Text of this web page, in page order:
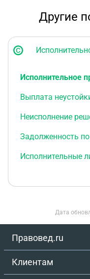
Другие
Исполнительное
Выплата
Неисполнение
Задолженность
Исполнительные
Дата
Правовед.ru
Клиентам